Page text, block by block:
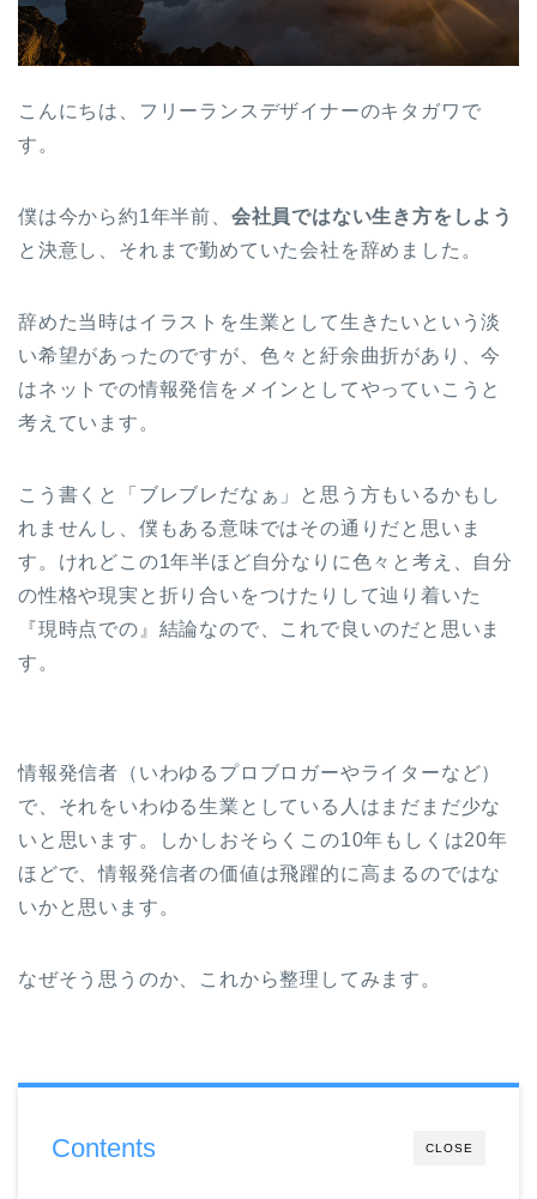
こんにちは、フリーランスデザイナーのキタガワで
す。
僕は今から約1年半前、 会社員ではない生き方をしよう
と決意し、それまで勤めていた会社を辞めました。
辞めた当時はイラストを生業として生きたいという淡
い希望があったのですが、色々と紆余曲折があり、今
はネットでの情報発信をメインとしてやっていこうと
考えています。
こう書くと「ブレブレだなぁ」と思う方もいるかもし
れませんし、僕もある意味ではその通りだと思いま
す。けれどこの1年半ほど自分なりに色々と考え、自分
の性格や現実と折り合いをつけたりして辿り着いた
『現時点での』結論なので、これで良いのだと思いま
す。
情報発信者（いわゆるプロブロガーやライターなど）
で、それをいわゆる生業としている人はまだまだ少な
いと思います。しかしおそらくこの10年もしくは20年
ほどで、情報発信者の価値は飛躍的に高まるのではな
いかと思います。
なぜそう思うのか、これから整理してみます。
CLOSE
Contents